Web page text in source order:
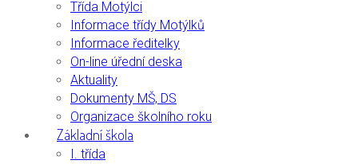
Třída Motýlci
Informace třídy Motýlků
Informace ředitelky
On-line úřední deska
Aktuality
Dokumenty MŠ, DS
Organizace školního roku
Základní škola
I. třída